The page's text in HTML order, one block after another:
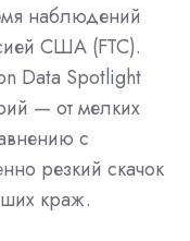
наблюдений
США (FTC).
Data Spotlight
— от мелких
с
резкий скачок
краж.